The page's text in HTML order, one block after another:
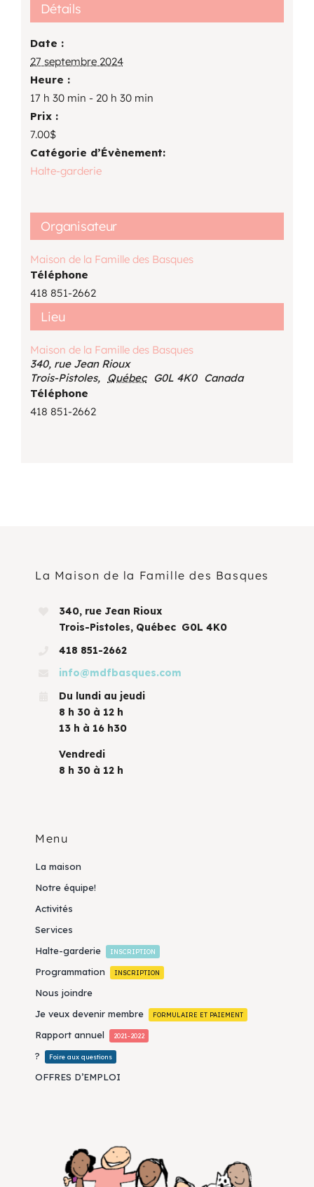
Détails
Date :
27 septembre 2024
Heure :
17 h 30 min - 20 h 30 min
Prix :
7.00$
Catégorie d’Évènement:
Halte-garderie
Lieu
Maison de la Famille des Basques
340, rue Jean Rioux
Trois-Pistoles, Québec G0L 4K0 Canada
Téléphone
418 851-2662
Organisateur
Maison de la Famille des Basques
Téléphone
418 851-2662
La Maison de la Famille des Basques
340, rue Jean Rioux
Trois-Pistoles, Québec G0L 4K0
418 851-2662
info@mdfbasques.com
Du lundi au jeudi
8 h 30 à 12 h
13 h à 16 h30
Vendredi
8 h 30 à 12 h
Menu
La maison
Notre équipe!
Activités
Services
Halte-garderie
INSCRIPTION
Programmation INSCRIPTION
Nous joindre
Je veux devenir membre
FORMULAIRE ET PAIEMENT
Rapport annuel 2021-2022
? Foire aux questions
OFFRES D’EMPLOI